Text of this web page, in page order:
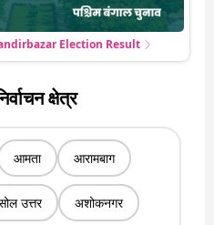
Election Result
क्षेत्र
आमता आरामबाग
उत्तर अशोकनगर